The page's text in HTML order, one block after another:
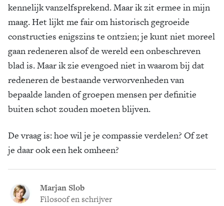
kennelijk vanzelfsprekend. Maar ik zit ermee in mijn
maag. Het lijkt me fair om historisch gegroeide
constructies enigszins te ontzien; je kunt niet moreel
gaan redeneren alsof de wereld een onbeschreven
blad is. Maar ik zie evengoed niet in waarom bij dat
redeneren de bestaande verworven­heden van
bepaalde landen of groepen mensen per definitie
buiten schot zouden moeten blijven.
De vraag is: hoe wil je je compassie verdelen? Of zet
je daar ook een hek omheen?
Marjan Slob
Filosoof en schrijver